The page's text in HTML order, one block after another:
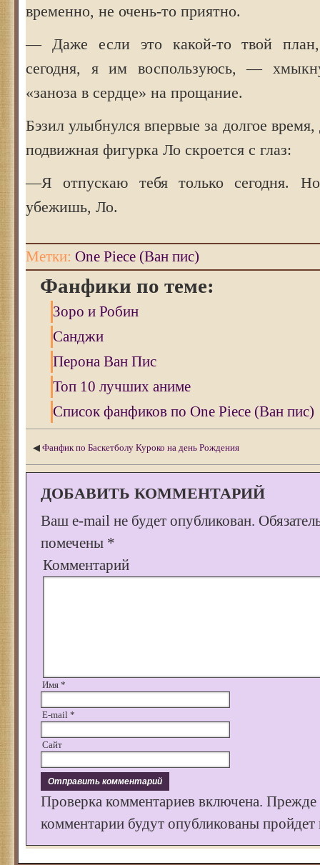
временно, не очень-то приятно.
— Даже если это какой-то твой план,
сегодня, я им воспользуюсь, —
«заноза в сердце» на прощание.
Бэзил улыбнулся впервые за долгое
подвижная фигурка Ло скроется с глаз:
—Я отпускаю тебя только сегодня.
убежишь, Ло.
Метки: One Piece (Ван пис)
Фанфики по теме:
Зоро и Робин
Санджи
Перона Ван Пис
Топ 10 лучших аниме
Список фанфиков по One Piece (Ван пис)
◀ Фанфик по Баскетболу Куроко на день Рождения
ДОБАВИТЬ КОММЕНТАРИЙ
Ваш e-mail не будет опубликован.
помечены *
Комментарий
Имя *
E-mail *
Сайт
Проверка комментариев включена.
комментарии будут опубликованы пройдет